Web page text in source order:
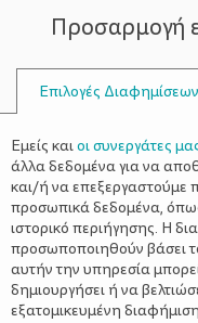
ΣΥΝΤΑΓΈΣ>ΣΥΝΤΑΓΈΣ
Προσαρμογή
Επιλογές Διαφημίσεων
Εμείς καιοι συνεργάτες
άλλα δεδομένα για να
και/ή να επεξεργαστούμε
προσωπικά δεδομένα,
ιστορικό περιήγησης. Η
προσωποποιηθούν βάσει
αυτήν την υπηρεσία
δημιουργήσει ή να
εξατομικευμένη